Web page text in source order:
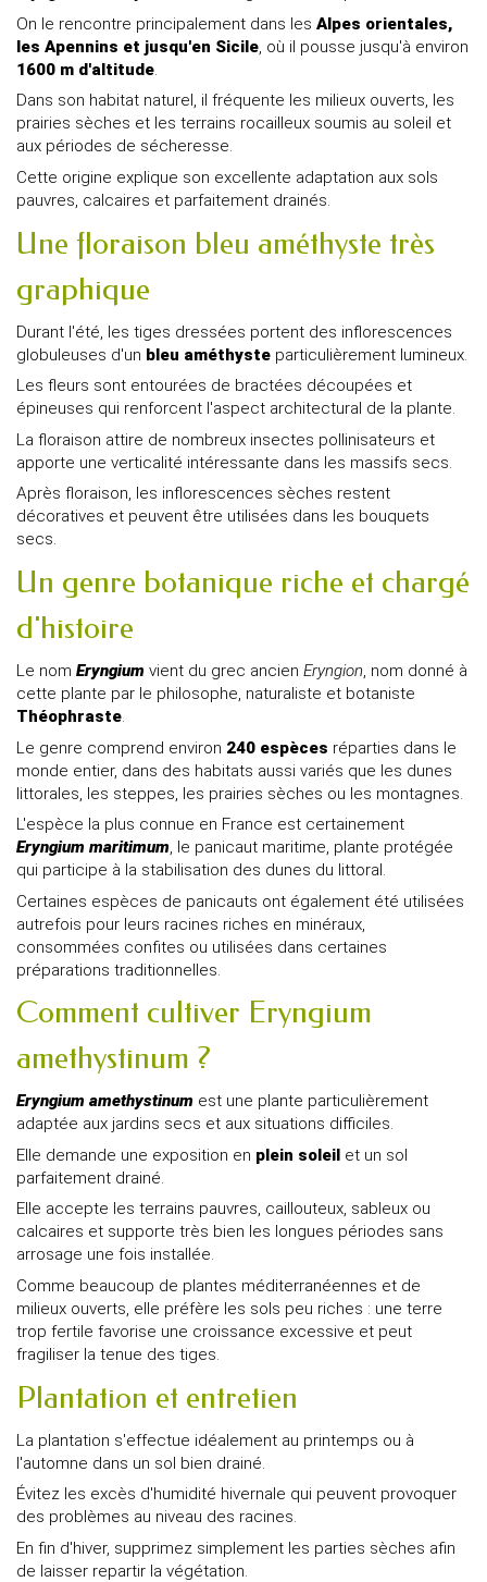
On le rencontre principalement dans les Alpes orientales,
les Apennins et jusqu'en Sicile, où il pousse jusqu'à environ
1600 m d'altitude.
Dans son habitat naturel, il fréquente les milieux ouverts, les
prairies sèches et les terrains rocailleux soumis au soleil et
aux périodes de sécheresse.
Cette origine explique son excellente adaptation aux sols
pauvres, calcaires et parfaitement drainés.
Une floraison bleu améthyste très
graphique
Durant l'été, les tiges dressées portent des inflorescences
globuleuses d'un bleu améthyste particulièrement lumineux.
Les fleurs sont entourées de bractées découpées et
épineuses qui renforcent l'aspect architectural de la plante.
La floraison attire de nombreux insectes pollinisateurs et
apporte une verticalité intéressante dans les massifs secs.
Après floraison, les inflorescences sèches restent
décoratives et peuvent être utilisées dans les bouquets
secs.
Un genre botanique riche et chargé
d'histoire
Le nom Eryngium vient du grec ancien Eryngion, nom donné à
cette plante par le philosophe, naturaliste et botaniste
Théophraste.
Le genre comprend environ 240 espèces réparties dans le
monde entier, dans des habitats aussi variés que les dunes
littorales, les steppes, les prairies sèches ou les montagnes.
L'espèce la plus connue en France est certainement
Eryngium maritimum, le panicaut maritime, plante protégée
qui participe à la stabilisation des dunes du littoral.
Certaines espèces de panicauts ont également été utilisées
autrefois pour leurs racines riches en minéraux,
consommées confites ou utilisées dans certaines
préparations traditionnelles.
Comment cultiver Eryngium
amethystinum ?
Eryngium amethystinum est une plante particulièrement
adaptée aux jardins secs et aux situations difficiles.
Elle demande une exposition en plein soleil et un sol
parfaitement drainé.
Elle accepte les terrains pauvres, caillouteux, sableux ou
calcaires et supporte très bien les longues périodes sans
arrosage une fois installée.
Comme beaucoup de plantes méditerranéennes et de
milieux ouverts, elle préfère les sols peu riches : une terre
trop fertile favorise une croissance excessive et peut
fragiliser la tenue des tiges.
Plantation et entretien
La plantation s'effectue idéalement au printemps ou à
l'automne dans un sol bien drainé.
Évitez les excès d'humidité hivernale qui peuvent provoquer
des problèmes au niveau des racines.
En fin d'hiver, supprimez simplement les parties sèches afin
de laisser repartir la végétation.